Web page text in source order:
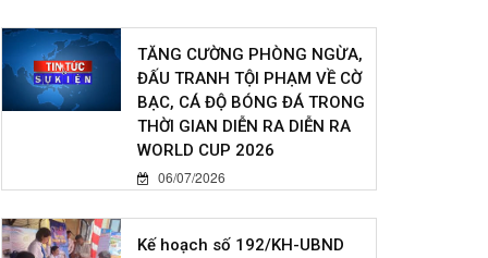
TĂNG CƯỜNG PHÒNG NGỪA,
ĐẤU TRANH TỘI PHẠM VỀ CỜ
BẠC, CÁ ĐỘ BÓNG ĐÁ TRONG
THỜI GIAN DIỄN RA DIỄN RA
WORLD CUP 2026
06/07/2026
Kế hoạch số 192/KH-UBND